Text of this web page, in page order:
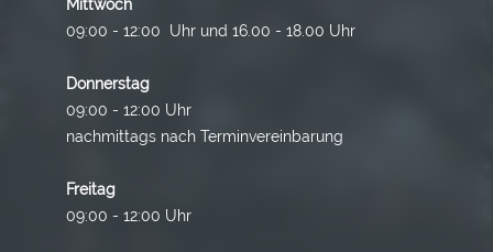
Mittwoch
09:00 - 12:00 Uhr und 16.00 - 18.00 Uhr
Donnerstag
09:00 - 12:00 Uhr
nachmittags nach Terminvereinbarung
Freitag
09:00 - 12:00 Uhr